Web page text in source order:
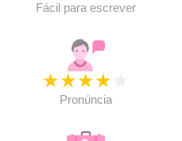
Fácil para escrever
★★★★
Pronúncia